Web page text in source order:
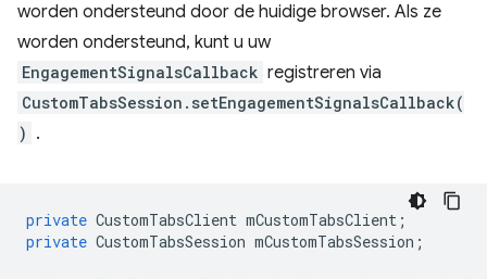
worden ondersteund door de huidige browser. Als ze
worden ondersteund, kunt u uw
EngagementSignalsCallback registreren via
CustomTabsSession.setEngagementSignalsCallback(
) .
private CustomTabsClient mCustomTabsClient ;
private CustomTabsSession mCustomTabsSession ;